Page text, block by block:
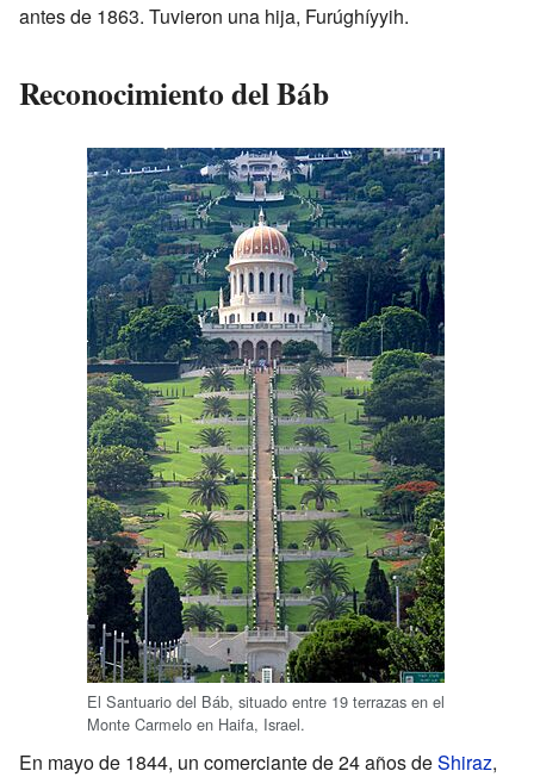
antes de 1863. Tuvieron una hija, Furúghíyyih.
Reconocimiento del Báb
El Santuario del Báb, situado entre 19 terrazas en el
Monte Carmelo en Haifa, Israel.
En mayo de 1844, un comerciante de 24 años deShiraz,